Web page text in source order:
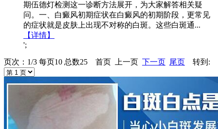
期伍德灯检测这一诊断方法展开，为大家解答相关疑
问。一、白癜风初期症状在白癜风的初期阶段，更常见
的症状就是皮肤上出现不对称的白斑。这些白斑通...
【详情】
';
页次：1/3 每页10 总数25 首页 上一页 下一页 尾页 转到: